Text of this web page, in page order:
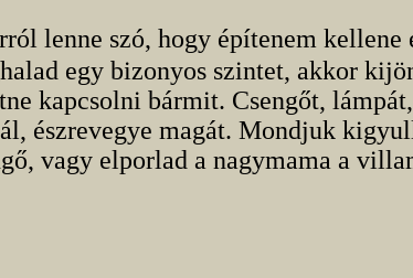
rról lenne szó, hogy építenem
egy bizonyos szintet, akkor
kapcsolni bármit. Csengőt,
észrevegye magát. Mondjuk
vagy elporlad a nagymama a